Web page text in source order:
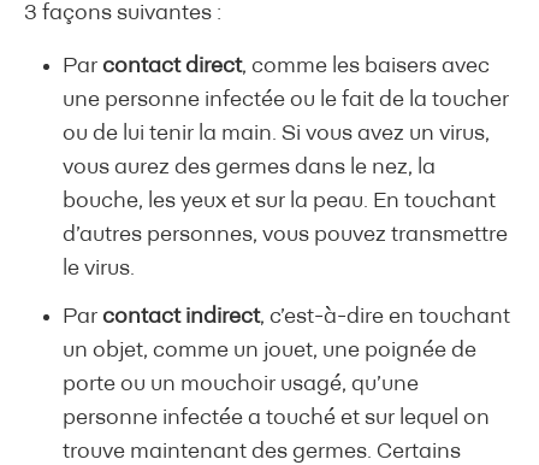
3 façons suivantes :
Par contact direct, comme les baisers avec
une personne infectée ou le fait de la toucher
ou de lui tenir la main. Si vous avez un virus,
vous aurez des germes dans le nez, la
bouche, les yeux et sur la peau. En touchant
d’autres personnes, vous pouvez transmettre
le virus.
Par contact indirect, c’est-à-dire en touchant
un objet, comme un jouet, une poignée de
porte ou un mouchoir usagé, qu’une
personne infectée a touché et sur lequel on
trouve maintenant des germes. Certains